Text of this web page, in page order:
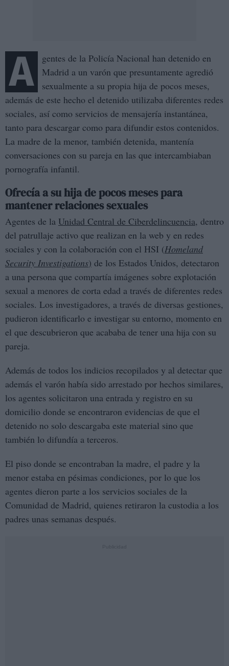
A
gentes de la Policía Nacional han detenido en
Madrid a un varón que presuntamente agredió
sexualmente a su propia hija de pocos meses,
además de este hecho el detenido utilizaba diferentes redes
sociales, así como servicios de mensajería instantánea,
tanto para descargar como para difundir estos contenidos.
La madre de la menor, también detenida, mantenía
conversaciones con su pareja en las que intercambiaban
pornografía infantil.
Ofrecía a su hija de pocos meses para
mantener relaciones sexuales
Agentes de la Unidad Central de Ciberdelincuencia, dentro
del patrullaje activo que realizan en la web y en redes
sociales y con la colaboración con el HSI (Homeland
Security Investigations) de los Estados Unidos, detectaron
a una persona que compartía imágenes sobre explotación
sexual a menores de corta edad a través de diferentes redes
sociales. Los investigadores, a través de diversas gestiones,
pudieron identificarlo e investigar su entorno, momento en
el que descubrieron que acababa de tener una hija con su
pareja.
Además de todos los indicios recopilados y al detectar que
además el varón había sido arrestado por hechos similares,
los agentes solicitaron una entrada y registro en su
domicilio donde se encontraron evidencias de que el
detenido no solo descargaba este material sino que
también lo difundía a terceros.
El piso donde se encontraban la madre, el padre y la
menor estaba en pésimas condiciones, por lo que los
agentes dieron parte a los servicios sociales de la
Comunidad de Madrid, quienes retiraron la custodia a los
padres unas semanas después.